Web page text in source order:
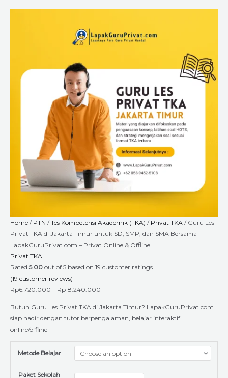
Home / PTN /Tes Kompetensi Akademik (TKA) / Privat TKA / Guru Les
Privat TKA di Jakarta Timur untuk SD, SMP, dan SMA Bersama
LapakGuruPrivat.com – Privat Online & Offline
Privat TKA
Rated 5.00 out of 5 based on 19 customer ratings
(19 customer reviews)
Rp6.720.000 – Rp18.240.000
through
Butuh Guru Les Privat TKA di Jakarta Timur? LapakGuruPrivat.com
siap hadir dengan tutor berpengalaman, belajar interaktif
online/offline
Metode Belajar
Paket Sekolah
Timur
LapakGuruPrivat.com
Privat
Online
quantity